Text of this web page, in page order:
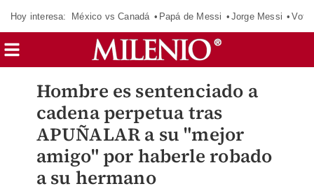
Hoy interesa: México vs Canadá Papá de Messi Jorge Messi
Hombre es sentenciado a
cadena perpetua tras
APUÑALAR a su "mejor
amigo" por haberle robado
a su hermano